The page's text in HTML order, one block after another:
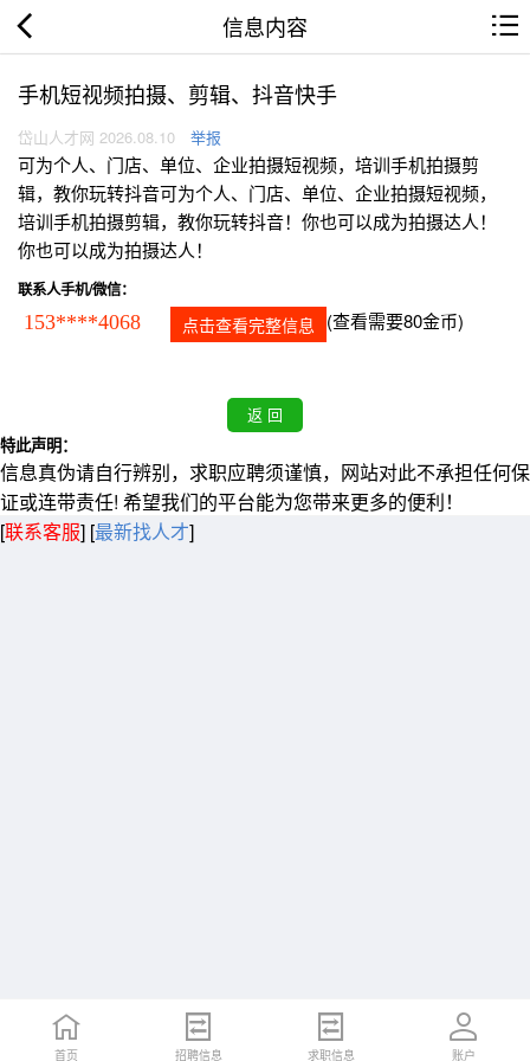
信息内容
手机短视频拍摄、剪辑、抖音快手
岱山人才网 2026.08.10 举报
可为个人、门店、单位、企业拍摄短视频，培训手机拍摄剪
辑，教你玩转抖音可为个人、门店、单位、企业拍摄短视频，
培训手机拍摄剪辑，教你玩转抖音！你也可以成为拍摄达人！
你也可以成为拍摄达人！
联系人手机/微信：
153****4068 点击查看完整信息 (查看需要80金币)
特此声明：
信息真伪请自行辨别，求职应聘须谨慎，网站对此不承担任何保
证或连带责任! 希望我们的平台能为您带来更多的便利！
[联系客服] [最新找人才]
首页 招聘信息 求职信息 账户